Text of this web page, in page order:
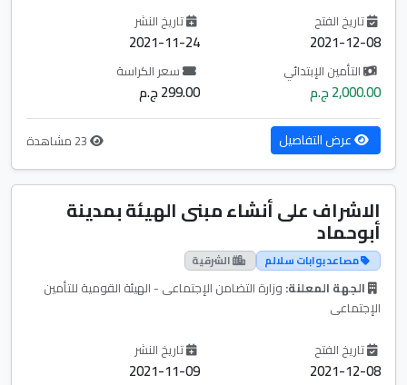
تاريخ الفتح
2021-12-08
تاريخ النشر
2021-11-24
التأمين الإبتدائي
2,000.00 ج.م
سعر الكراسة
299.00 ج.م
عرض التفاصيل
الاشراف على أنشاء مبنى الهيئة بمدينة
أبوحماد
مصاعد بوابات سلالم الشرقية
الجهة المعلنة: وزارة التضامن الإجتماعى - الهيئة القومية للتأمين
الإجتماعى
تاريخ الفتح
2021-12-08
تاريخ النشر
2021-11-09